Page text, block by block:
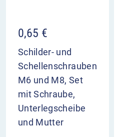
0,65 €
Schilder- und
Schellenschrauben
M6 und M8, Set
mit Schraube,
Unterlegscheibe
und Mutter